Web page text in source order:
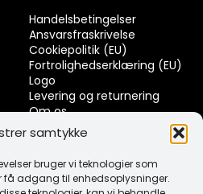
samtykke
bruger vi teknologier som
adgang til enhedsoplysninger.
Handelsbetingelser
Ansvarsfraskrivelse
Cookiepolitik (EU)
Fortrolighedserklæring (EU)
Logo
Levering og returnering
Om os
Kontakt